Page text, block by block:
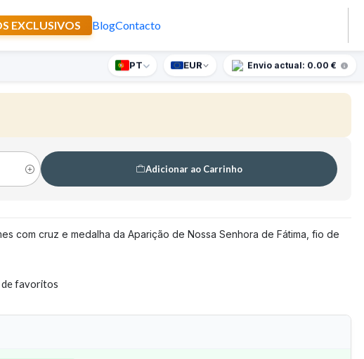
EXCLUSIVOS BlogContacto
presente supresa para encomendas superiores a 90€
PT EUR Envio actual: 0.00 €
Adicionar ao Carrinho
com cruz e medalha da Aparição de Nossa Senhora de Fátima, fio de
de favoritos